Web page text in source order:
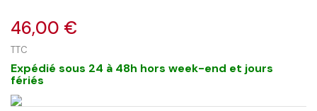
46,00 €
TTC
Expédié sous 24 à 48h hors week-end et jours
fériés